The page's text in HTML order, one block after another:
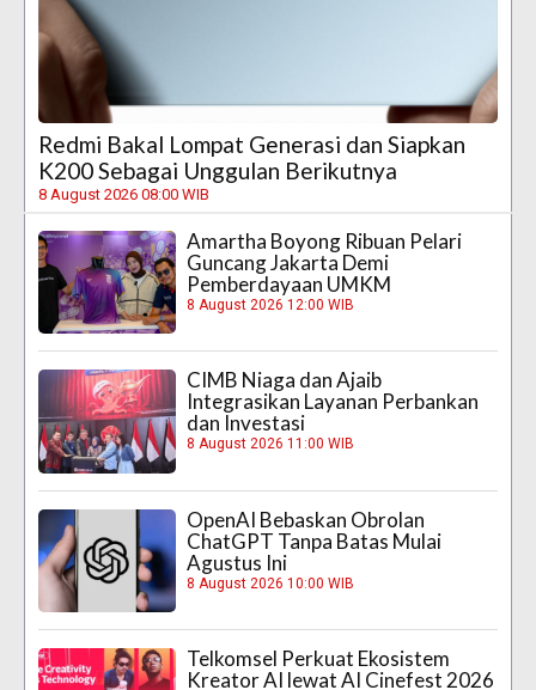
Redmi Bakal Lompat Generasi dan Siapkan
K200 Sebagai Unggulan Berikutnya
8 August 2026 08:00 WIB
Amartha Boyong Ribuan Pelari
Guncang Jakarta Demi
Pemberdayaan UMKM
8 August 2026 12:00 WIB
CIMB Niaga dan Ajaib
Integrasikan Layanan Perbankan
dan Investasi
8 August 2026 11:00 WIB
OpenAI Bebaskan Obrolan
ChatGPT Tanpa Batas Mulai
Agustus Ini
8 August 2026 10:00 WIB
Telkomsel Perkuat Ekosistem
Kreator AI lewat AI Cinefest 2026